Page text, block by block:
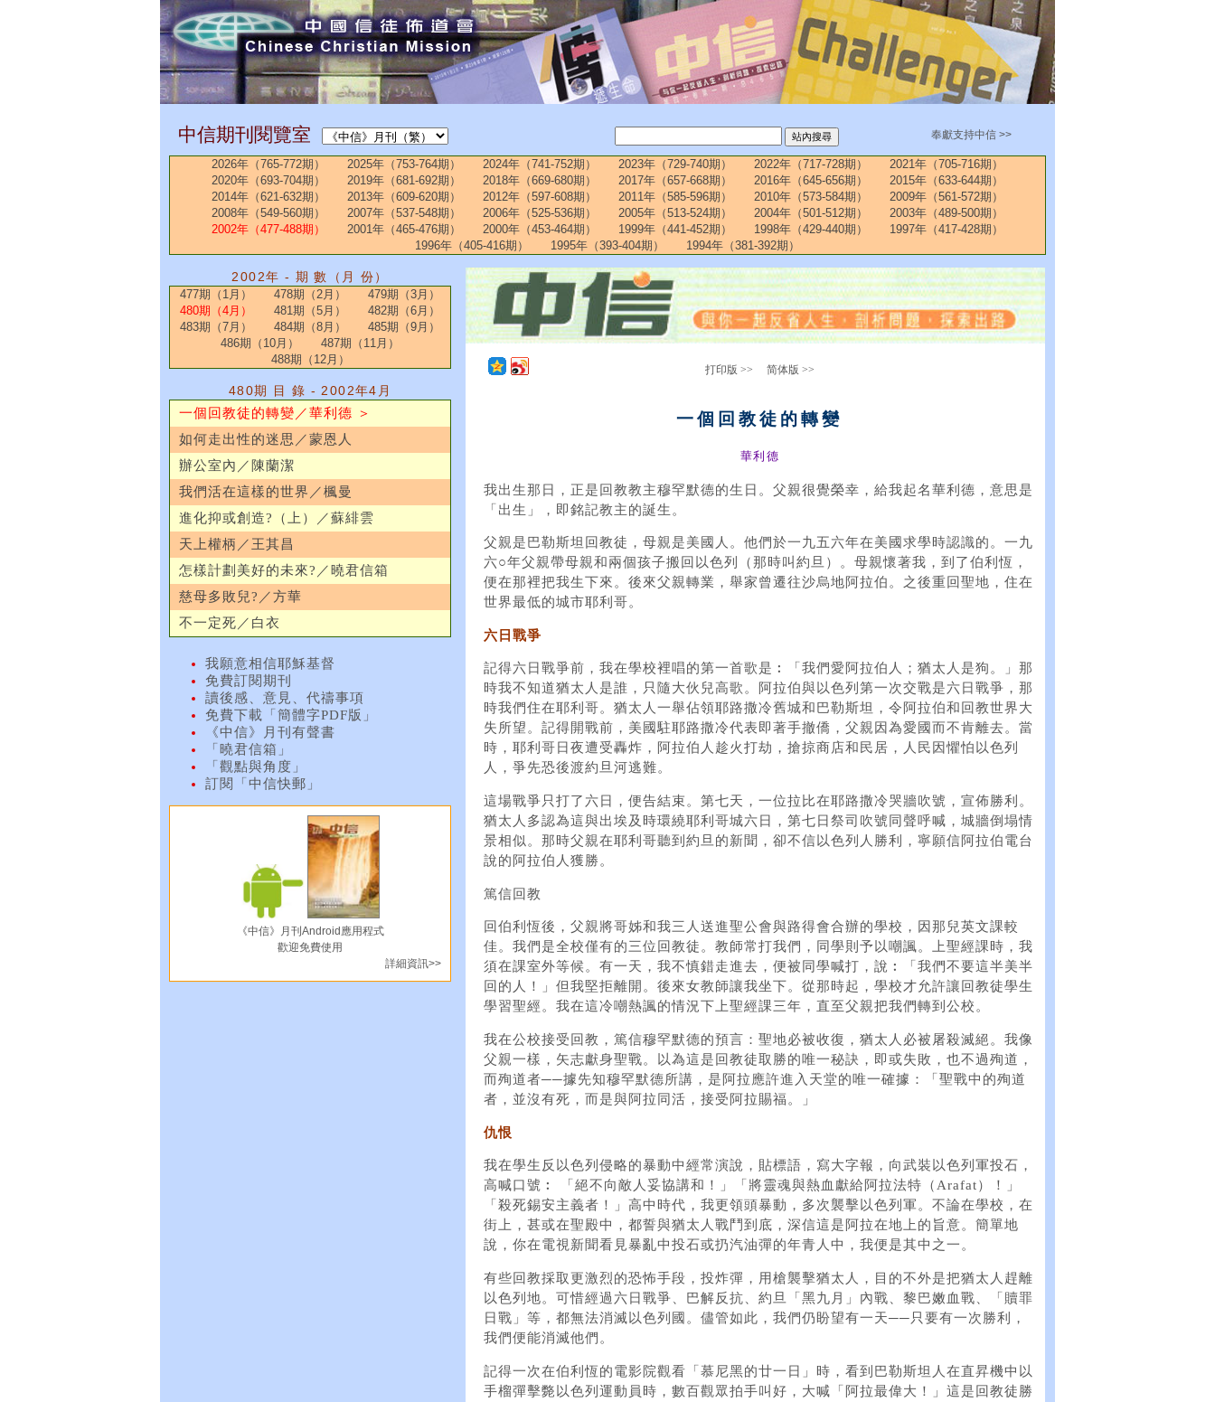
中信期刊閱覽室 奉獻支持中信 >>
2026年（765-772期） 2025年（753-764期） 2024年（741-752期） 2023年（729-740期） 2022年（717-728期）
2021年（705-716期）
2020年（693-704期）
2019年（681-692期） 2018年（669-680期） 2017年（657-668期） 2016年（645-656期）
2015年（633-644期）
2014年（621-632期）
2013年（609-620期） 2012年（597-608期） 2011年（585-596期） 2010年（573-584期）
2009年（561-572期）
2008年（549-560期）
2007年（537-548期） 2006年（525-536期） 2005年（513-524期） 2004年（501-512期）
2003年（489-500期）
2002年（477-488期）
2001年（465-476期） 2000年（453-464期） 1999年（441-452期） 1998年（429-440期）
1997年（417-428期）
1996年（405-416期）
1995年（393-404期） 1994年（381-392期）
2002年 - 期 數（月 份）
477期（1月） 478期（2月）
479期（3月）
480期（4月）
481期（5月）
482期（6月）
483期（7月）
484期（8月）
485期（9月）
486期（10月）
487期（11月）
488期（12月）
480期 目 錄 - 2002年4月
一個回教徒的轉變／華利德 ＞
如何走出性的迷思／蒙恩人
辦公室內／陳蘭潔
我們活在這樣的世界／楓曼
進化抑或創造?（上）／蘇緋雲
天上權柄／王其昌
怎樣計劃美好的未來?／曉君信箱
慈母多敗兒?／方華
不一定死／白衣
我願意相信耶穌基督
免費訂閱期刊
讀後感、意見、代禱事項
免費下載「簡體字PDF版」
《中信》月刊有聲書
「曉君信箱」
「觀點與角度」
訂閱「中信快郵」
《中信》月刊Android應用程式
歡迎免費使用
詳細資訊>>
打印版 >> 简体版 >>
一個回教徒的轉變
華利德
我出生那日，正是回教教主穆罕默德的生日。父親很覺榮幸，給我起名華利德，意思是
「出生」，即銘記教主的誕生。
父親是巴勒斯坦回教徒，母親是美國人。他們於一九五六年在美國求學時認識的。一九
六○年父親帶母親和兩個孩子搬回以色列（那時叫約旦）。母親懷著我，到了伯利恆，
便在那裡把我生下來。後來父親轉業，舉家曾遷往沙烏地阿拉伯。之後重回聖地，住在
世界最低的城市耶利哥。
六日戰爭
記得六日戰爭前，我在學校裡唱的第一首歌是︰「我們愛阿拉伯人；猶太人是狗。」那
時我不知道猶太人是誰，只隨大伙兒高歌。阿拉伯與以色列第一次交戰是六日戰爭，那
時我們住在耶利哥。猶太人一舉佔領耶路撒冷舊城和巴勒斯坦，令阿拉伯和回教世界大
失所望。記得開戰前，美國駐耶路撒冷代表即著手撤僑，父親因為愛國而不肯離去。當
時，耶利哥日夜遭受轟炸，阿拉伯人趁火打劫，搶掠商店和民居，人民因懼怕以色列
人，爭先恐後渡約旦河逃難。
這場戰爭只打了六日，便告結束。第七天，一位拉比在耶路撒冷哭牆吹號，宣佈勝利。
猶太人多認為這與出埃及時環繞耶利哥城六日，第七日祭司吹號同聲呼喊，城牆倒塌情
景相似。那時父親在耶利哥聽到約旦的新聞，卻不信以色列人勝利，寧願信阿拉伯電台
說的阿拉伯人獲勝。
篤信回教
回伯利恆後，父親將哥姊和我三人送進聖公會與路得會合辦的學校，因那兒英文課較
佳。我們是全校僅有的三位回教徒。教師常打我們，同學則予以嘲諷。上聖經課時，我
須在課室外等候。有一天，我不慎錯走進去，便被同學喊打，說︰「我們不要這半美半
回的人！」但我堅拒離開。後來女教師讓我坐下。從那時起，學校才允許讓回教徒學生
學習聖經。我在這冷嘲熱諷的情況下上聖經課三年，直至父親把我們轉到公校。
我在公校接受回教，篤信穆罕默德的預言：聖地必被收復，猶太人必被屠殺滅絕。我像
父親一樣，矢志獻身聖戰。以為這是回教徒取勝的唯一秘訣，即或失敗，也不過殉道，
而殉道者──據先知穆罕默德所講，是阿拉應許進入天堂的唯一確據：「聖戰中的殉道
者，並沒有死，而是與阿拉同活，接受阿拉賜福。」
仇恨
我在學生反以色列侵略的暴動中經常演說，貼標語，寫大字報，向武裝以色列軍投石，
高喊口號︰ 「絕不向敵人妥協講和！」「將靈魂與熱血獻給阿拉法特（Arafat）！」
「殺死錫安主義者！」高中時代，我更領頭暴動，多次襲擊以色列軍。不論在學校，在
街上，甚或在聖殿中，都誓與猶太人戰鬥到底，深信這是阿拉在地上的旨意。簡單地
說，你在電視新聞看見暴亂中投石或扔汽油彈的年青人中，我便是其中之一。
有些回教採取更激烈的恐怖手段，投炸彈，用槍襲擊猶太人，目的不外是把猶太人趕離
以色列地。可惜經過六日戰爭、巴解反抗、約旦「黑九月」內戰、黎巴嫩血戰、「贖罪
日戰」等，都無法消滅以色列國。儘管如此，我們仍盼望有一天──只要有一次勝利，
我們便能消滅他們。
記得一次在伯利恆的電影院觀看「慕尼黑的廿一日」時，看到巴勒斯坦人在直昇機中以
手榴彈擊斃以色列運動員時，數百觀眾拍手叫好，大喊「阿拉最偉大！」這是回教徒勝